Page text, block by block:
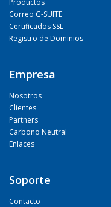
Correo G-SUITE
Certificados SSL
Registro de Dominios
Empresa
Nosotros
Clientes
Partners
Carbono Neutral
Enlaces
Soporte
Contacto